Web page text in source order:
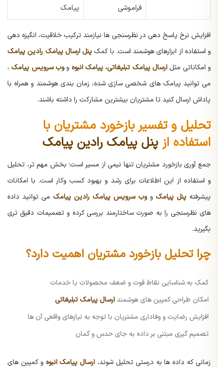
فراموشی
پیامک
افزایش نرخ پاسخ دهی در نظرسنجی ها نیازمند ترکیب خلاقیت، انگیزه دهی
و استفاده از ابزارهای هوشمند است. با کمک پنل ارسال پیامک رادین پیامک
و امکاناتی مثل ارسال پیامک تبلیغاتی، پیامک انبوه ووب سرویس پیامک ،
می توانید پیامک های شخصی سازی شده، زمان بندی هوشمند و همراه با
پاداش ارسال کنید تا مشتریان بیشترین مشارکت را داشته باشند.
تحلیل و تفسیر بازخورد مشتریان با
استفاده از پنل پیامک رادین پیامک
جمع آوری بازخورد مشتریان تنها نیمی از مسیر است؛ بخش مهم تر، تحلیل
و استفاده از این اطلاعات برای رشد و بهبود کسب وکار است. با امکانات
پیشرفته پنل پیامک ووب سرویس پیامک رادین پیامک می توانید داده
های نظرسنجی را به صورت ساختارمند بررسی کرده و تصمیمات دقیق تری
بگیرید.
چرا تحلیل بازخورد مشتریان اهمیت دارد؟
کمک به شناسایی نقاط قوت و ضعف محصولات یا خدمات
امکان طراحی کمپین های هوشمندارسال پیامک تبلیغاتی
افزایش رضایت و وفاداری مشتریان با توجه به نیازهای واقعی آن ها
تصمیم گیری مبتنی بر داده به جای حدس و گمان
زمانی که داده ها به درستی تحلیل شوند، ارسال پیامک انبوه و کمپین های